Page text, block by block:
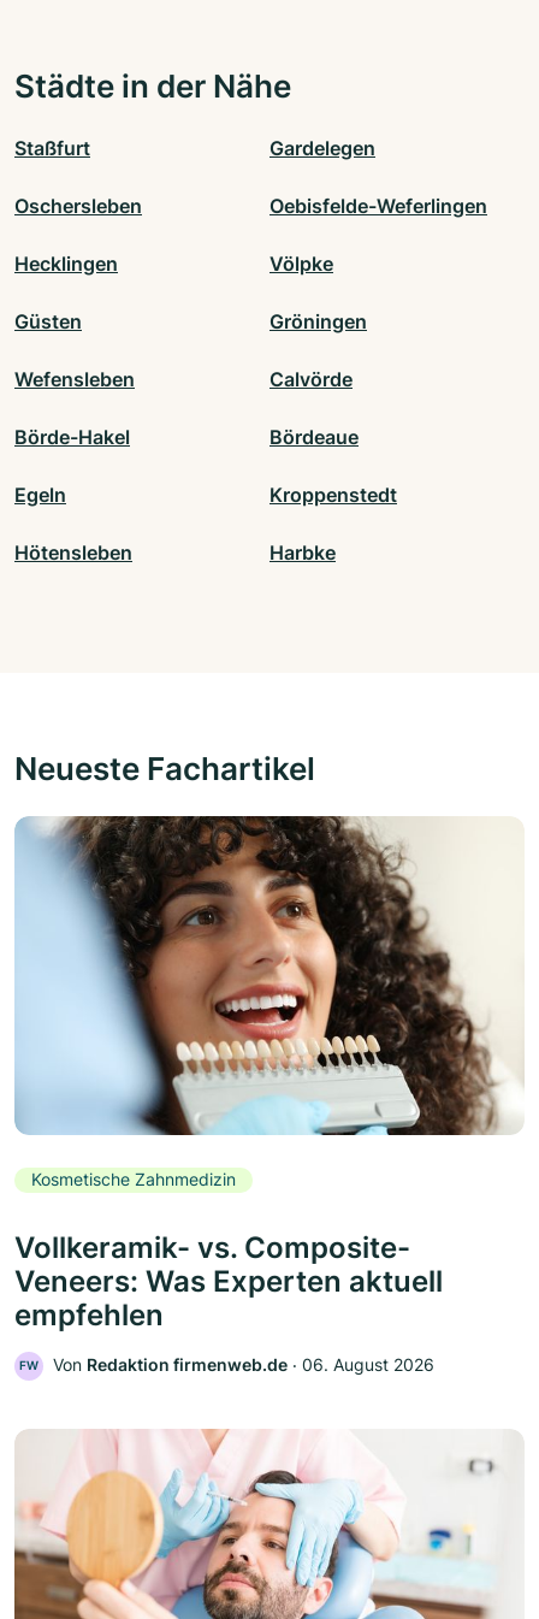
Städte in der Nähe
Staßfurt Gardelegen
Oschersleben Oebisfelde-Weferlingen
Hecklingen Völpke
Güsten Gröningen
Wefensleben Calvörde
Börde-Hakel Bördeaue
Egeln Kroppenstedt
Hötensleben Harbke
Neueste Fachartikel
Kosmetische Zahnmedizin
Vollkeramik- vs. Composite-
Veneers: Was Experten aktuell
empfehlen
FW Von Redaktion firmenweb.de ‧ 06. August 2026